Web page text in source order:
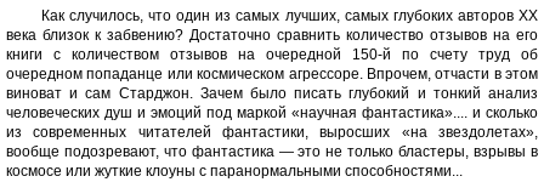
Как случилось, что один из самых лучших, самых глубоких авторов ХХ
века близок к забвению? Достаточно сравнить количество отзывов на его
книги с количеством отзывов на очередной 150-й по счету труд об
очередном попаданце или космическом агрессоре. Впрочем, отчасти в этом
виноват и сам Старджон. Зачем было писать глубокий и тонкий анализ
человеческих душ и эмоций под маркой «научная фантастика».... и сколько
из современных читателей фантастики, выросших «на звездолетах»,
вообще подозревают, что фантастика — это не только бластеры, взрывы в
космосе или жуткие клоуны с паранормальными способностями...